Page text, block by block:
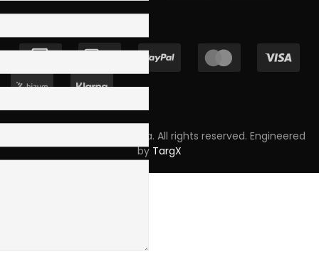
Copyright © 2023 Skpro, Lda. All rights reserved. Engineered
by TargX